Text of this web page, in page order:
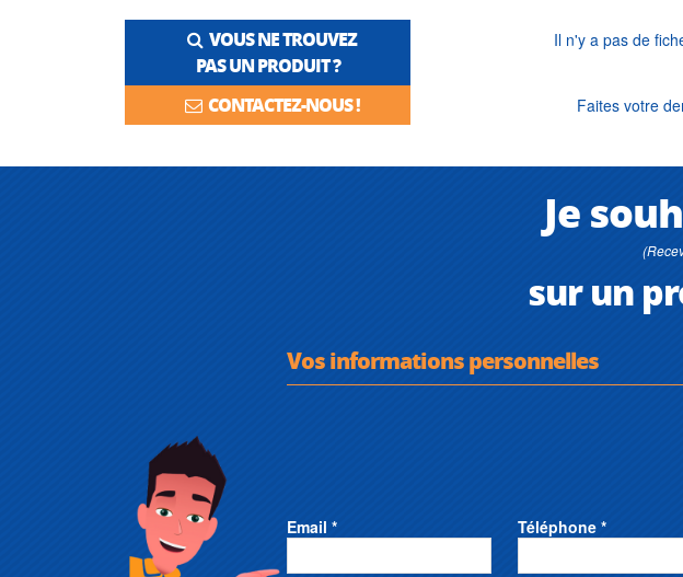
VOUS NE TROUVEZ
PAS UN PRODUIT ?
CONTACTEZ-NOUS !
Il n'y a pas de
Faites votre
Je
sur un
Vos informations personnelles
Email * Téléphone *